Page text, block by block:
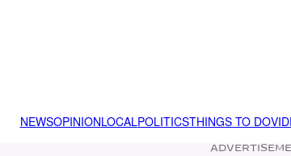
NEWSOPINIONLOCALPOLITICSTHINGS TO DO